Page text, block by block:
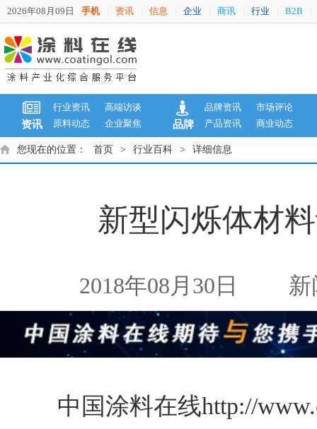
2026年08月09日 手机 资讯 信息 企业 商讯 行业 B2B
资讯
行业资讯
高端访谈
原料动态
企业聚焦 品牌
品牌资讯
市场评论
产品资讯
商业动态
您现在的位置： 首页 > 行业百科 > 详细信息
新型闪烁体材
2018年08月30日 新
中国涂料在线http://